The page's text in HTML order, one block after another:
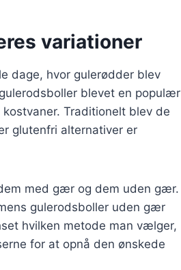
variationer
dage, hvor gulerødder blev
blevet en populær
Traditionelt blev de
glutenfri alternativer er
med gær og dem uden gær.
gulerodsboller uden gær
hvilken metode man vælger,
for at opnå den ønskede